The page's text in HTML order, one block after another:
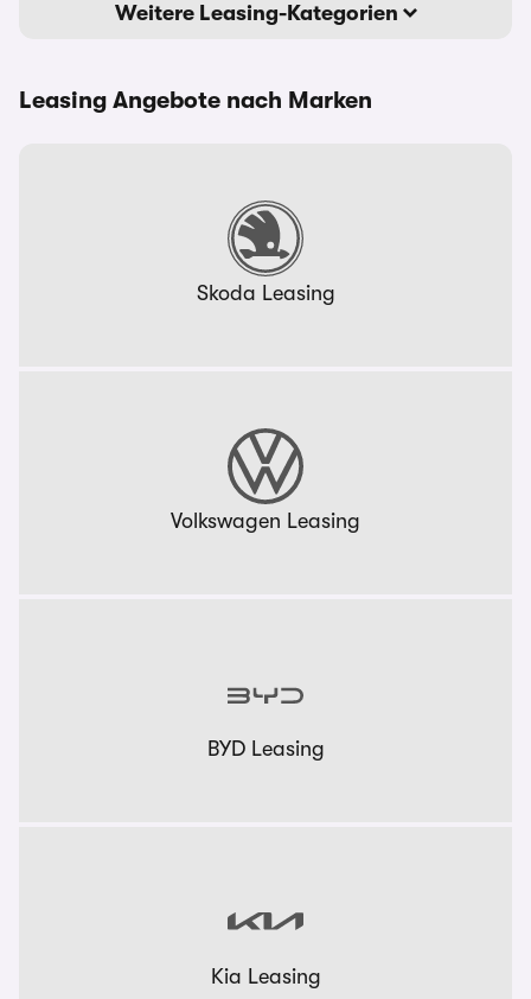
Weitere Leasing-Kategorien
Leasing Angebote nach Marken
Skoda Leasing
Volkswagen Leasing
BYD Leasing
Kia Leasing